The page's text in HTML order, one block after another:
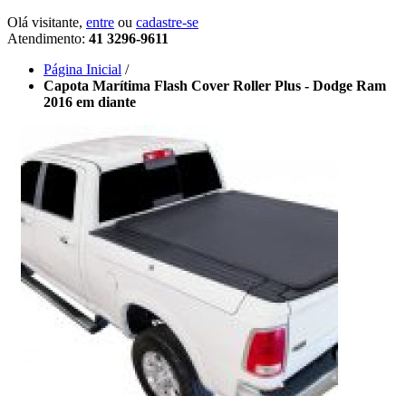
Olá visitante, entre ou cadastre-se
Atendimento: 41 3296-9611
Página Inicial /
Capota Marítima Flash Cover Roller Plus - Dodge Ram
2016 em diante